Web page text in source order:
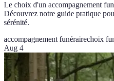
Le choix d'un accompagnement
Découvrez notre guide pratique
sérénité.
accompagnement funérairechoix
Aug 4